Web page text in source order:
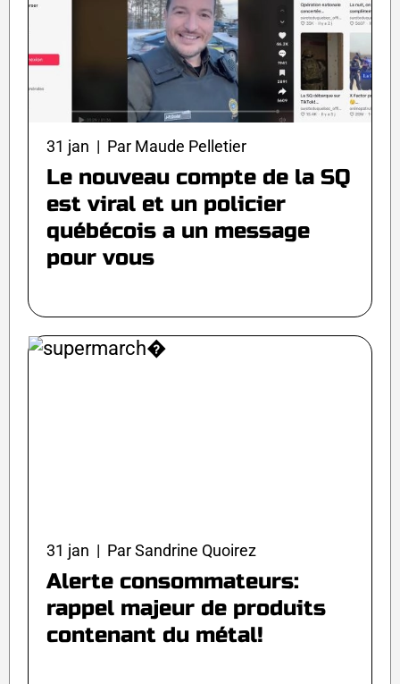
31 jan | Par Maude Pelletier
Le nouveau compte de la SQ
est viral et un policier
québécois a un message
pour vous
31 jan | Par Sandrine Quoirez
Alerte consommateurs:
rappel majeur de produits
contenant du métal!